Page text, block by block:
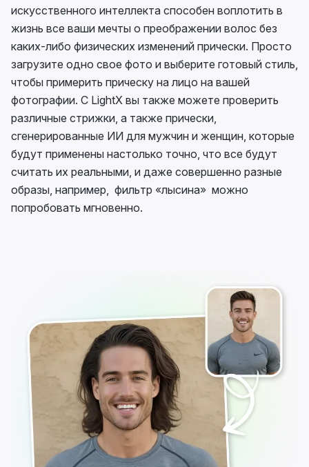
искусственного интеллекта способен воплотить в
жизнь все ваши мечты о преображении волос без
каких-либо физических изменений прически. Просто
загрузите одно свое фото и выберите готовый стиль,
чтобы примерить прическу на лицо на вашей
фотографии. С LightX вы также можете проверить
различные стрижки, а также прически,
сгенерированные ИИ для мужчин и женщин, которые
будут применены настолько точно, что все будут
считать их реальными, и даже совершенно разные
образы, например, фильтр «лысина» можно
попробовать мгновенно.